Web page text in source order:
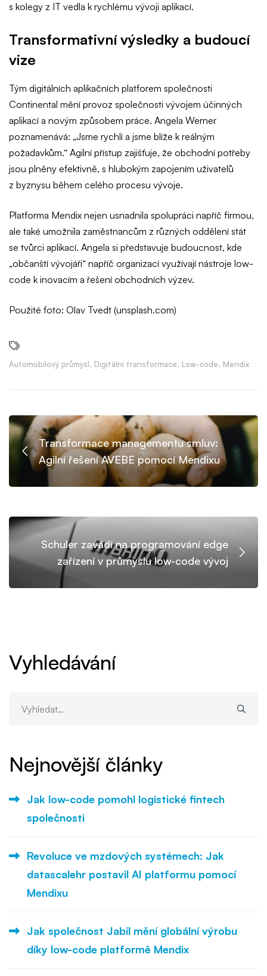
s kolegy z IT vedla k rychlému vývoji aplikací.
Transformativní výsledky a budoucí
vize
Tým digitálních aplikačních platforem společnosti
Continental mění provoz společnosti vývojem účinných
aplikací a novým způsobem práce. Angela Werner
poznamenává: „Jsme rychlí a jsme blíže k reálným
požadavkům.“ Agilní přístup zajišťuje, že obchodní potřeby
jsou plněny efektivně, s hlubokým zapojením uživatelů
z byznysu během celého procesu vývoje.
Platforma Mendix nejen usnadnila spolupráci napříč firmou,
ale také umožnila zaměstnancům z různých oddělení stát
se tvůrci aplikací. Angela si představuje budoucnost, kde
„občanští vývojáři“ napříč organizací využívají nástroje low-
code k inovacím a řešení obchodních výzev.
Použité foto: Olav Tvedt (unsplash.com)
Automobilový průmysl, Digitální transformace, Low-code, Mendix
Transformace managementu smluv:
Agilní řešení AVEBE pomocí Mendixu
Schuler zavádí na programování edge
zařízení v průmyslu low-code vývoj
Vyhledávání
Nejnovější články
Jak low-code pomohl logistické fintech
společnosti
Revoluce ve mzdových systémech: Jak
datascalehr postavil AI platformu pomocí
Mendixu
Jak společnost Jabil mění globální výrobu
díky low-code platformě Mendix